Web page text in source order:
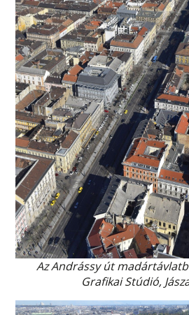
Az Andrássy út
Grafikai Stúdió,